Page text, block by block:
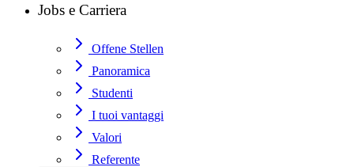
Jobs e Carriera
Offene Stellen
Panoramica
Studenti
I tuoi vantaggi
Valori
Referente